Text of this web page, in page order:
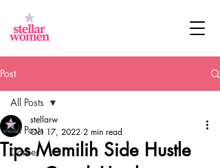
Post
All Posts
Career
All Posts
Tips Memilih Side Hustle
stellarw
Oct 17, 2022 2 min read